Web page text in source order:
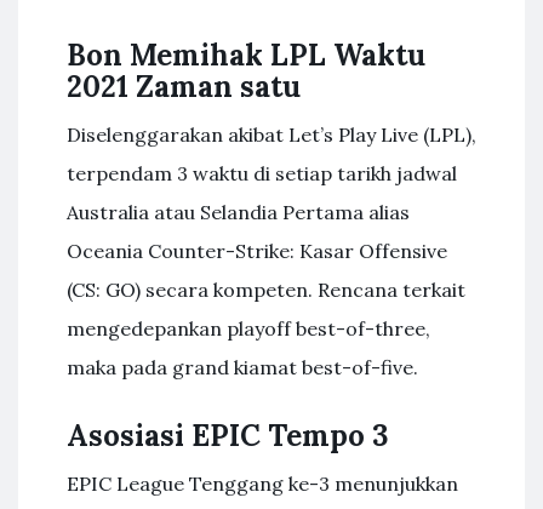
Bon Memihak LPL Waktu
2021 Zaman satu
Diselenggarakan akibat Let’s Play Live (LPL),
terpendam 3 waktu di setiap tarikh jadwal
Australia atau Selandia Pertama alias
Oceania Counter-Strike: Kasar Offensive
(CS: GO) secara kompeten. Rencana terkait
mengedepankan playoff best-of-three,
maka pada grand kiamat best-of-five.
Asosiasi EPIC Tempo 3
EPIC League Tenggang ke-3 menunjukkan